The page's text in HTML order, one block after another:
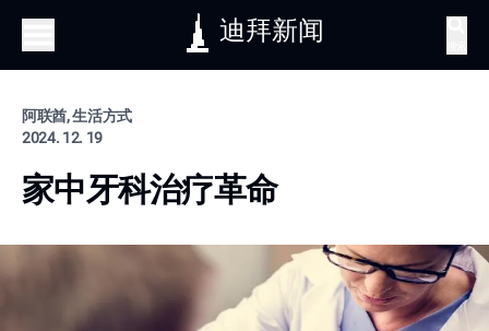
迪拜新闻
阿联酋, 生活方式
2024. 12. 19
家中牙科治疗革命